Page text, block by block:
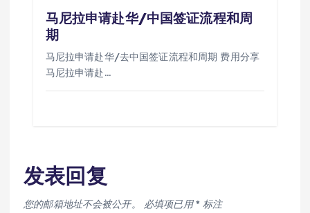
马尼拉申请赴华/中国签证流程和周
期
马尼拉申请赴华/去中国签证流程和周期 费用分享
马尼拉申请赴…
发表回复
您的邮箱地址不会被公开。 必填项已用* 标注